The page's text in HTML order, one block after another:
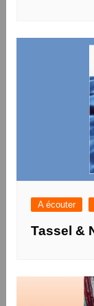
A écouter
Tassel &